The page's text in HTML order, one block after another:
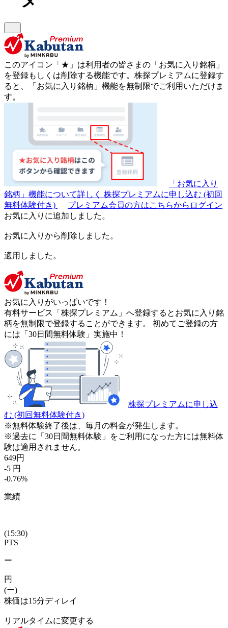
このアイコン 「★」 は利用者の皆さまの 「お気に入り銘柄」
を登録もしくは削除する機能です。 株探プレミアムに登録す
ると、「お気に入り銘柄」機能を無制限でご利用いただけま
す。
「お気に入り
銘柄」機能について詳しく 株探プレミアムに申し込む (初回
無料体験付き)
プレミアム会員の方はこちらからログイン
お気に入りに追加しました。
お気に入りから削除しました。
適用しました。
お気に入りがいっぱいです！
有料サービス「株探プレミアム」へ登録するとお気に入り銘
柄を無制限で登録することができます。 初めてご登録の方
には「30日間無料体験」実施中！
株探プレミアムに申し込
む (初回無料体験付き)
※無料体験終了後は、毎月の料金が発生します。
※過去に「30日間無料体験」をご利用になった方には無料体
験は適用されません。
649円
-5 円
-0.76%
業績
(15:30)
PTS
ー
円
(ー)
株価は15分ディレイ
リアルタイムに変更する